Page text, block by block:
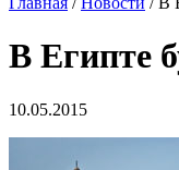
В Египте
10.05.2015